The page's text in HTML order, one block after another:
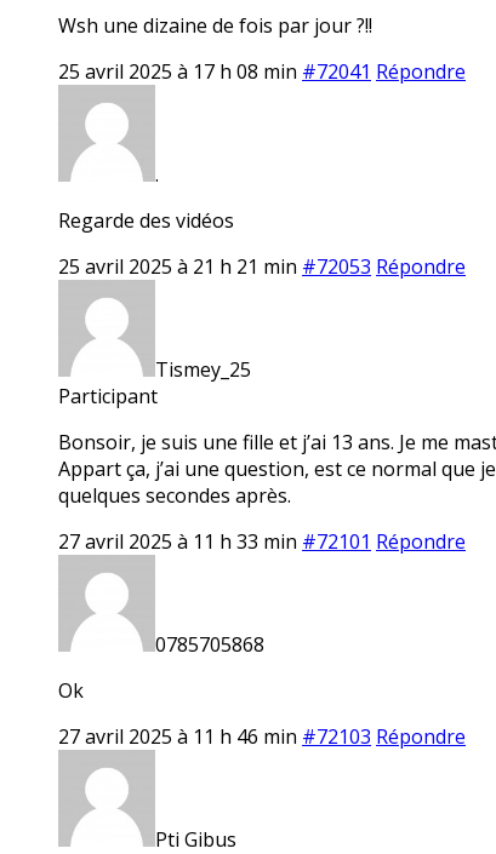
Wsh une dizaine de fois par jour ?!!
25 avril 2025 à 17 h 08 min #72041 Répondre
.
Regarde des vidéos
25 avril 2025 à 21 h 21 min #72053 Répondre
Tismey_25
Participant
Bonsoir, je suis une fille et j’ai 13 ans. Je me
Appart ça, j’ai une question, est ce normal que
quelques secondes après.
27 avril 2025 à 11 h 33 min #72101 Répondre
0785705868
Ok
27 avril 2025 à 11 h 46 min #72103 Répondre
Pti Gibus